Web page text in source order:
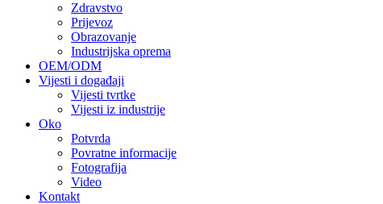
Zdravstvo
Prijevoz
Obrazovanje
Industrijska oprema
OEM/ODM
Vijesti i događaji
Vijesti tvrtke
Vijesti iz industrije
Oko
Potvrda
Povratne informacije
Fotografija
Video
Kontakt